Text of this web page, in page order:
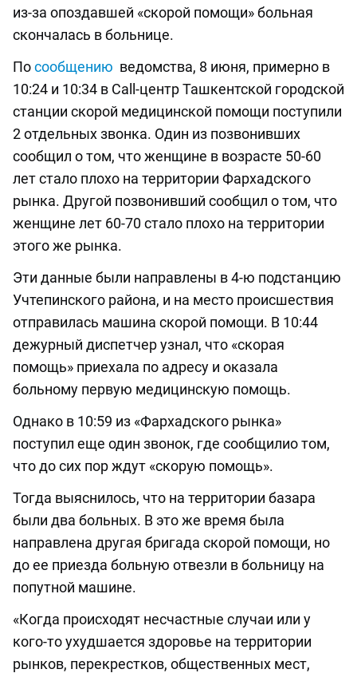
из-за опоздавшей «скорой помощи» больная
скончалась в больнице.
Посообщению ведомства, 8 июня, примерно в
10:24 и 10:34 в Call-центр Ташкентской городской
станции скорой медицинской помощи поступили
2 отдельных звонка. Один из позвонивших
сообщил о том, что женщине в возрасте 50-60
лет стало плохо на территории Фархадского
рынка. Другой позвонивший сообщил о том, что
женщине лет 60-70 стало плохо на территории
этого же рынка.
Эти данные были направлены в 4-ю подстанцию
Учтепинского района, и на место происшествия
отправилась машина скорой помощи. В 10:44
дежурный диспетчер узнал, что «скорая
помощь» приехала по адресу и оказала
больному первую медицинскую помощь.
Однако в 10:59 из «Фархадского рынка»
поступил еще один звонок, где сообщилио том,
что до сих пор ждут «скорую помощь».
Тогда выяснилось, что на территории базара
были два больных. В это же время была
направлена другая бригада скорой помощи, но
до ее приезда больную отвезли в больницу на
попутной машине.
«Когда происходят несчастные случаи или у
кого-то ухудшается здоровье на территории
рынков, перекрестков, общественных мест,